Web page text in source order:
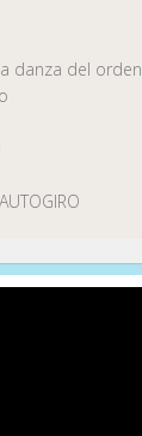
danza del orden